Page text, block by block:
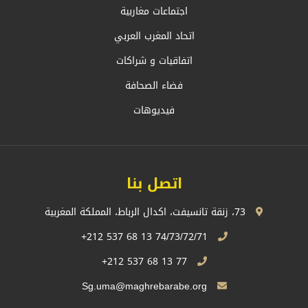
اجتماعات مغاربية
اتحاد المغرب العربي
اتفاقيات و شراكات
فضاء الصحافة
فيديوهات
اتصل بنا
77 13 68 537 212+